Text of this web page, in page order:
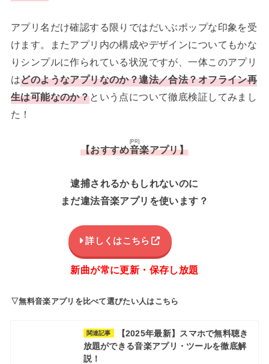
アプリ名だけ確認する限りではだいぶポップな印象を受
けます。またアプリ内の構成やデザインについてもかな
りシンプルに作られている状況ですが、一体このアプリ
はどのようなアプリなのか？違法／合法？オフライン再
生は可能なのか？という点について徹底検証してみまし
た！
【おすすめ音楽アプリ】
[PR]
逮捕されるかもしれないのに
まだ違法音楽アプリを使います？
詳しくはこちら
新曲が常に更新・保存し放題
▽無料音楽アプリを比べて選びたい人はこちら
関連記事
【2025年最新】スマホで無料聴き
放題ができる音楽アプリ・ツールを徹底解
説！